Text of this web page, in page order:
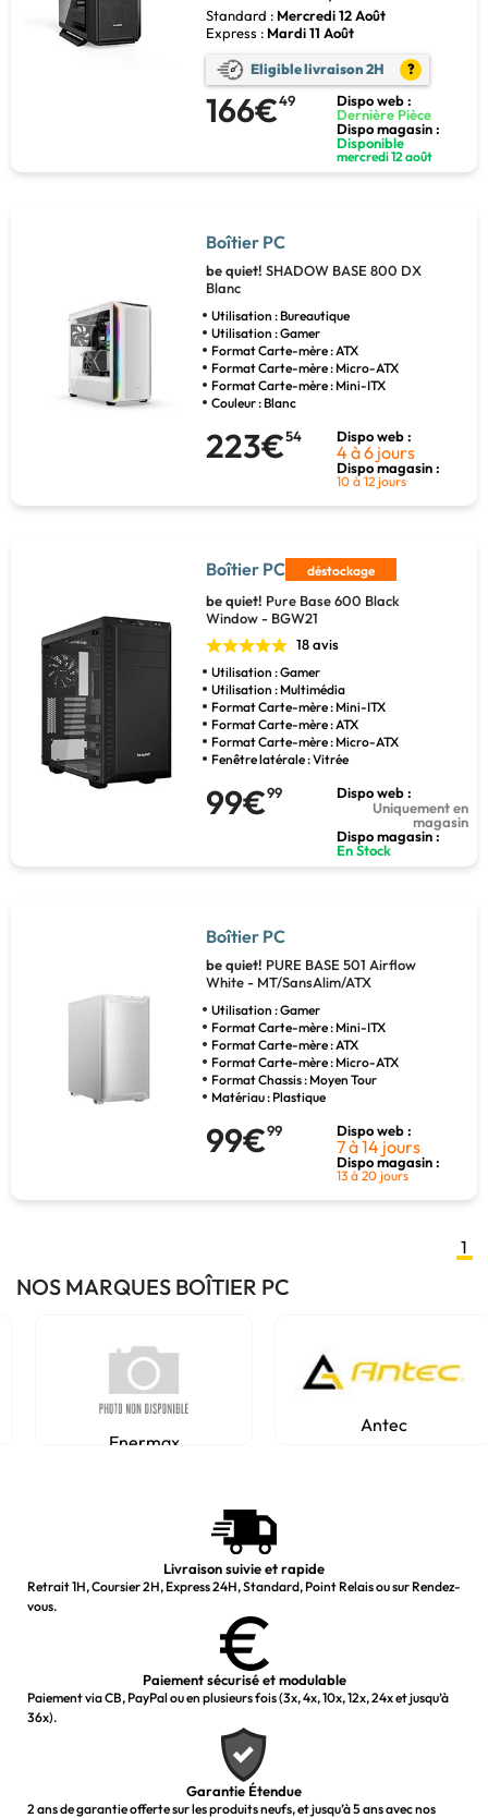
Standard : Mercredi 12 Août
Express : Mardi 11 Août
Eligible livraison 2H ?
166€49
Dispo web :
Dernière Pièce
Dispo magasin :
Disponible
mercredi 12 août
Boîtier PC
be quiet! SHADOW BASE 800 DX
Blanc
Utilisation : Bureautique
Utilisation : Gamer
Format Carte-mère : ATX
Format Carte-mère : Micro-ATX
Format Carte-mère : Mini-ITX
Couleur : Blanc
223€54 Dispo web :
4 à 6 jours
Dispo magasin :
10 à 12 jours
Boîtier PC déstockage
be quiet! Pure Base 600 Black
Window - BGW21
18 avis
Utilisation : Gamer
Utilisation : Multimédia
Format Carte-mère : Mini-ITX
Format Carte-mère : ATX
Format Carte-mère : Micro-ATX
Fenêtre latérale : Vitrée
99€99
Dispo web :
Uniquement en
magasin
Dispo magasin :
En Stock
Boîtier PC
be quiet! PURE BASE 501 Airflow
White - MT/SansAlim/ATX
Utilisation : Gamer
Format Carte-mère : Mini-ITX
Format Carte-mère : ATX
Format Carte-mère : Micro-ATX
Format Chassis : Moyen Tour
Matériau : Plastique
99€99 Dispo web :
7 à 14 jours
Dispo magasin :
13 à 20 jours
1
NOS MARQUES BOÎTIER PC
Enermax
Antec
Livraison suivie et rapide
Retrait 1H, Coursier 2H, Express 24H, Standard, Point Relais ou sur Rendez-
vous.
Paiement sécurisé et modulable
Paiement via CB, PayPal ou en plusieurs fois (3x, 4x, 10x, 12x, 24x et jusqu’à
36x).
Garantie Étendue
2 ans de garantie offerte sur les produits neufs, et jusqu’à 5 ans avec nos